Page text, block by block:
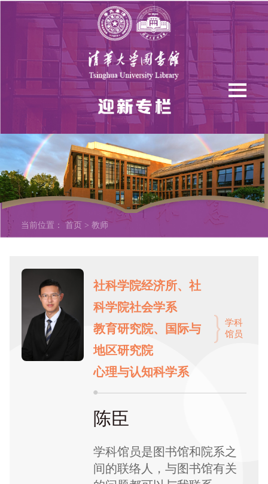
当前位置：首页 >教师
社科学院经济所、社
科学院社会学系
教育研究院、国际与
地区研究院
心理与认知科学系
学科
馆员
陈臣
学科馆员是图书馆和院系之
间的联络人，与图书馆有关